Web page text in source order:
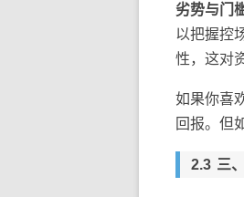
劣势与门
以把握控
性，这对
如果你喜
回报。但
三